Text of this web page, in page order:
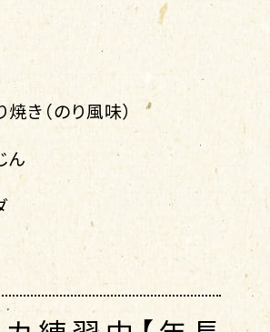
き（のり風味）
ん